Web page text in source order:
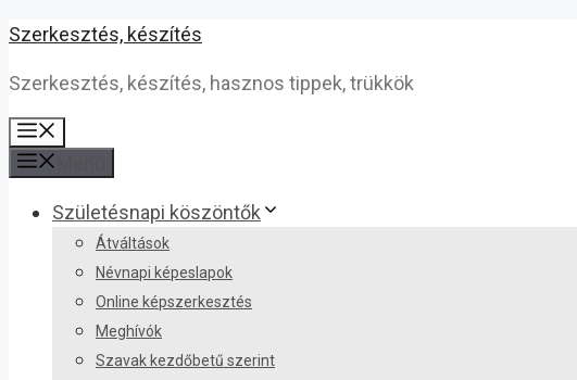
Kilépés
tartalomba
Szerkesztés, készítés
Szerkesztés, készítés, hasznos tippek, trükkök
Születésnapi köszöntők
Átváltások
Névnapi képeslapok
Online képszerkesztés
Meghívók
Szavak kezdőbetű szerint